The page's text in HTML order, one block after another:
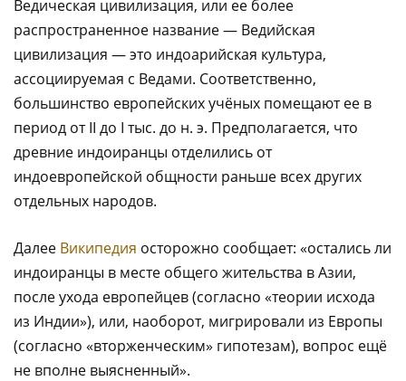
Ведическая цивилизация, или ее более
распространенное название — Ведийская
цивилизация — это индоарийская культура,
ассоциируемая с Ведами. Соответственно,
большинство европейских учёных помещают ее в
период от II до I тыс. до н. э. Предполагается, что
древние индоиранцы отделились от
индоевропейской общности раньше всех других
отдельных народов.
Далее Википедия осторожно сообщает: «остались ли
индоиранцы в месте общего жительства в Азии,
после ухода европейцев (согласно «теории исхода
из Индии»), или, наоборот, мигрировали из Европы
(согласно «вторженческим» гипотезам), вопрос ещё
не вполне выясненный».